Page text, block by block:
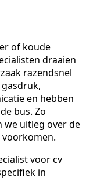
of koude
draaien
razendsnel
en hebben
bus. Zo
we uitleg over de
voor cv
in